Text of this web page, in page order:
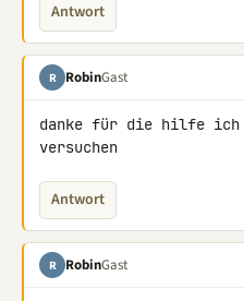
Antwort
R RobinGast
danke für die hilfe ich
versuchen
Antwort
R RobinGast